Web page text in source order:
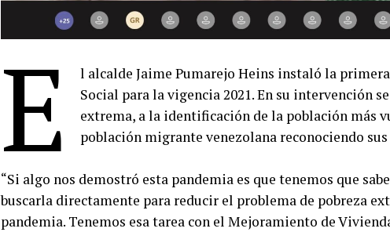
E
l alcalde Jaime Pumarejo Heins instaló la
Social para la vigencia 2021. En su intervención
extrema, a la identificación de la población más
población migrante venezolana reconociendo sus
“Si algo nos demostró esta pandemia es que tenemos que
buscarla directamente para reducir el problema de pobreza
pandemia. Tenemos esa tarea con el Mejoramiento de